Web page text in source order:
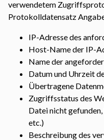
verwendetem
Protokolldatensatz
IP-Adresse des
Host-Name der IP-
Name der
Datum und Uhrzeit
Übertragene
Zugriffsstatus des
Datei nicht
etc.)
Beschreibung des